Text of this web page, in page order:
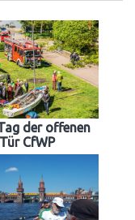
der offenen
Tür CfWP